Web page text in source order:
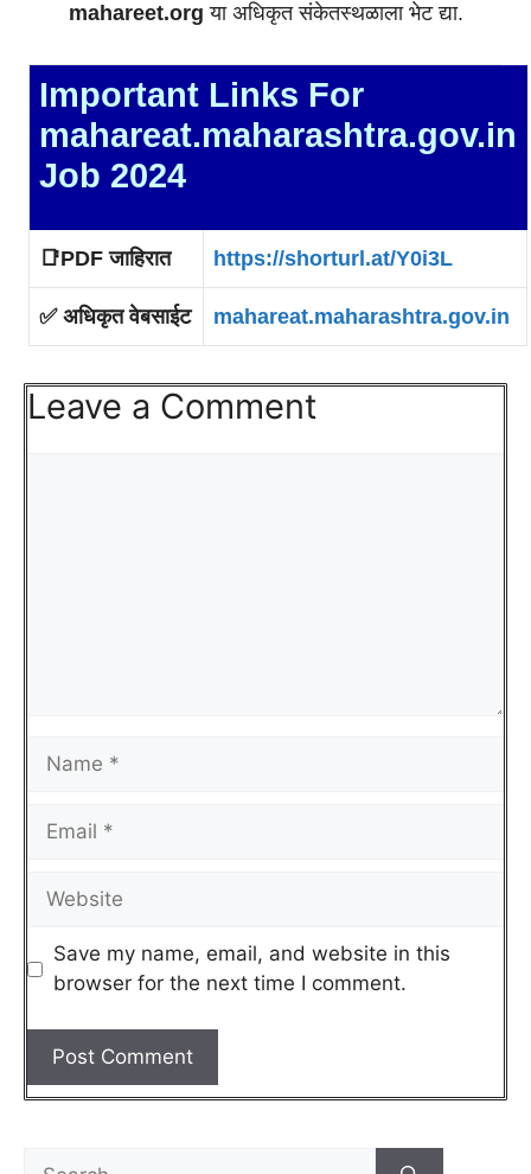
mahareet.org या अधिकृत संकेतस्थळाला भेट द्या.
Important Links For
mahareat.maharashtra.gov.in
Job 2024
📑PDF जाहिरात https://shorturl.at/Y0i3L
✅ अधिकृत वेबसाईट mahareat.maharashtra.gov.in
Leave a Comment
Save my name, email, and website in this
browser for the next time I comment.